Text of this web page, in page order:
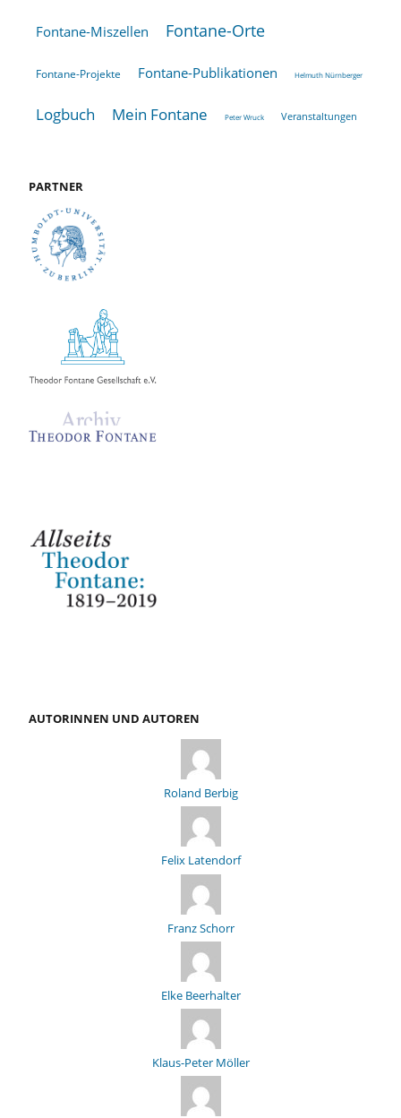
Fontane-Miszellen Fontane-Orte
Fontane-Projekte Fontane-Publikationen Helmuth Nürnberger
Logbuch Mein Fontane Peter Wruck Veranstaltungen
PARTNER
AUTORINNEN UND AUTOREN
Roland Berbig
Felix Latendorf
Franz Schorr
Elke Beerhalter
Klaus-Peter Möller